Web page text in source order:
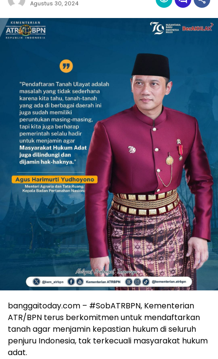
Agustus 30, 2024
banggaitoday.com – #SobATRBPN, Kementerian
ATR/BPN terus berkomitmen untuk mendaftarkan
tanah agar menjamin kepastian hukum di seluruh
penjuru Indonesia, tak terkecuali masyarakat hukum
adat.